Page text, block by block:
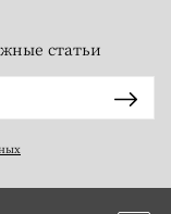
статьи